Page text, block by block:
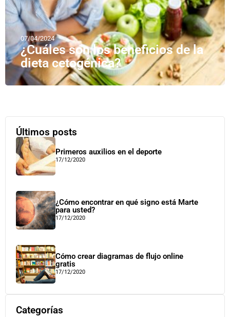
07/04/2024
¿Cuáles son los beneficios de la
dieta cetogénica?
Últimos posts
Primeros auxilios en el deporte
17/12/2020
¿Cómo encontrar en qué signo está Marte
para usted?
17/12/2020
Cómo crear diagramas de flujo online
gratis
17/12/2020
Categorías